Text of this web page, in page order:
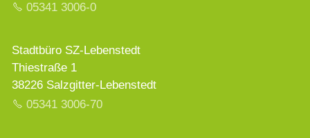
05341 3006-0
Stadtbüro SZ-Lebenstedt
Thiestraße 1
38226 Salzgitter-Lebenstedt
05341 3006-70